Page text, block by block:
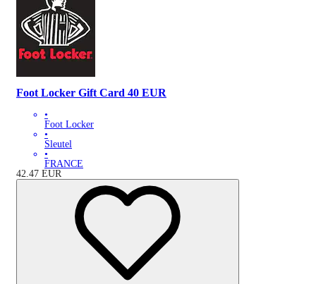
Foot Locker Gift Card 40 EUR
•
Foot Locker
•
Sleutel
•
FRANCE
42.47 EUR